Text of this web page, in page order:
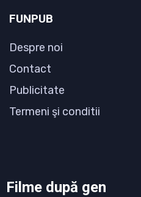
FUNPUB
Despre noi
Contact
Publicitate
Termeni şi conditii
Filme după gen